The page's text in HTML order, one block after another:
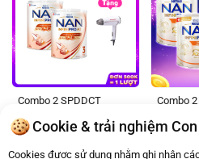
Combo 2 SPDDCT
A2 3 800g (2-6 tuổi)
(6HMO)
Đã bán500+
1.240.800đ -12%
Combo
số 3
Cookie & trải nghiệm
Cookies được sử dụng nhằm ghi nhận